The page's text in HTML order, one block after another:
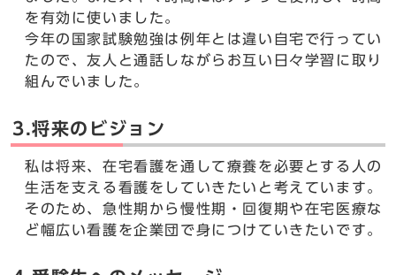
を有効に使いました。
今年の国家試験勉強は例年とは違い自宅で行ってい
たので、友人と通話しながらお互い日々学習に取り
組んでいました。
3.将来のビジョン
私は将来、在宅看護を通して療養を必要とする人の
生活を支える看護をしていきたいと考えています。
そのため、急性期から慢性期・回復期や在宅医療な
ど幅広い看護を企業団で身につけていきたいです。